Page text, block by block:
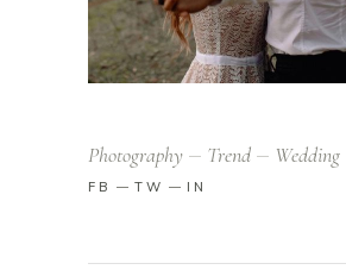
Photography Trend Wedding
FB TW IN